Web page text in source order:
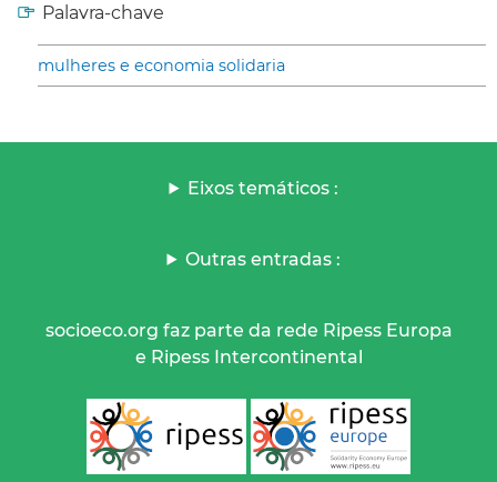
Palavra-chave
mulheres e economia solidaria
Eixos temáticos :
Outras entradas :
socioeco.org faz parte da rede Ripess Europa
e Ripess Intercontinental